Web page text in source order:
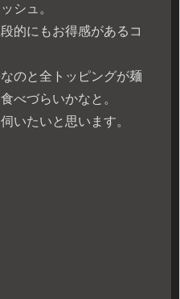
シュ。
的にもお得感があるコ
のと全トッピングが麺
べづらいかなと。
いたいと思います。